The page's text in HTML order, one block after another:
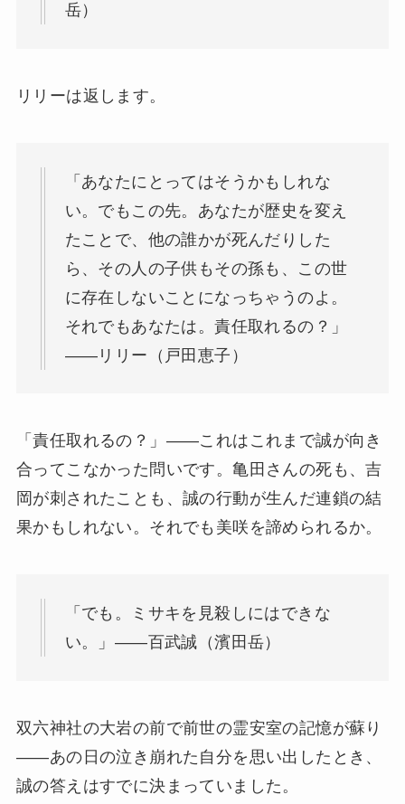
岳）
リリーは返します。
「あなたにとってはそうかもしれな
い。でもこの先。あなたが歴史を変え
たことで、他の誰かが死んだりした
ら、その人の子供もその孫も、この世
に存在しないことになっちゃうのよ。
それでもあなたは。責任取れるの？」
——リリー（戸田恵子）
「責任取れるの？」——これはこれまで誠が向き
合ってこなかった問いです。亀田さんの死も、吉
岡が刺されたことも、誠の行動が生んだ連鎖の結
果かもしれない。それでも美咲を諦められるか。
「でも。ミサキを見殺しにはできな
い。」——百武誠（濱田岳）
双六神社の大岩の前で前世の霊安室の記憶が蘇り
——あの日の泣き崩れた自分を思い出したとき、
誠の答えはすでに決まっていました。